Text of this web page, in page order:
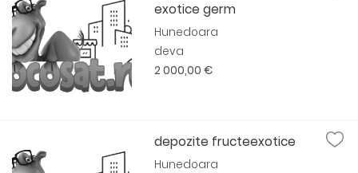
exotice germ
Hunedoara
deva
2 000,00 €
depozite fructeexotice
Hunedoara